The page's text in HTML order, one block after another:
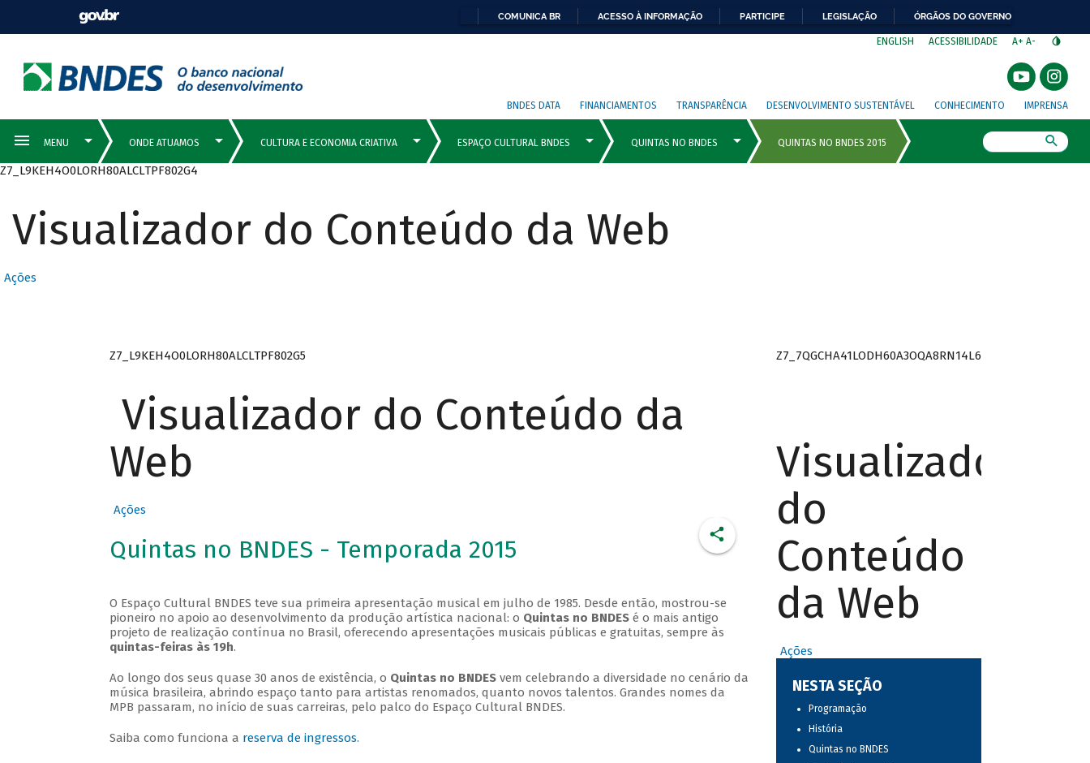
COMUNICA BR ACESSO À INFORMAÇÃO PARTICIPE LEGISLAÇÃO ÓRGÃOS DO GOVERNO
ENGLISH ACESSIBILIDADE A+ A-
BNDES DATA FINANCIAMENTOS TRANSPARÊNCIA DESENVOLVIMENTO SUSTENTÁVEL CONHECIMENTO IMPRENSA
Z7_L9KEH4O0LORH80ALCLTPF802G4
Visualizador do Conteúdo da Web
Ações
Z7_L9KEH4O0LORH80ALCLTPF802G5
Visualizador do Conteúdo da
Web
Ações
Quintas no BNDES - Temporada 2015
O Espaço Cultural BNDES teve sua primeira apresentação musical em julho de 1985. Desde então, mostrou-se
pioneiro no apoio ao desenvolvimento da produção artística nacional: o Quintas no BNDESé o mais antigo
projeto de realização contínua no Brasil, oferecendo apresentações musicais públicas e gratuitas, sempre às
quintas-feiras às 19h.
Ao longo dos seus quase 30 anos de existência, o Quintas no BNDESvem celebrando a diversidade no cenário da
música brasileira, abrindo espaço tanto para artistas renomados, quanto novos talentos. Grandes nomes da
MPB passaram, no início de suas carreiras, pelo palco do Espaço Cultural BNDES.
Saiba como funciona a reserva de ingressos.
Z7_7QGCHA41LODH60A3OQA8RN14L6
Visualizador
do
Conteúdo
da Web
Ações
NESTA SEÇÃO
Programação
História
Quintas no BNDES